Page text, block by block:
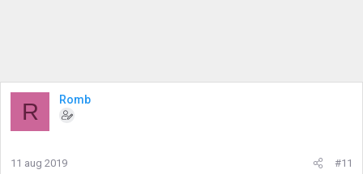
R Romb
11 aug 2019 #11